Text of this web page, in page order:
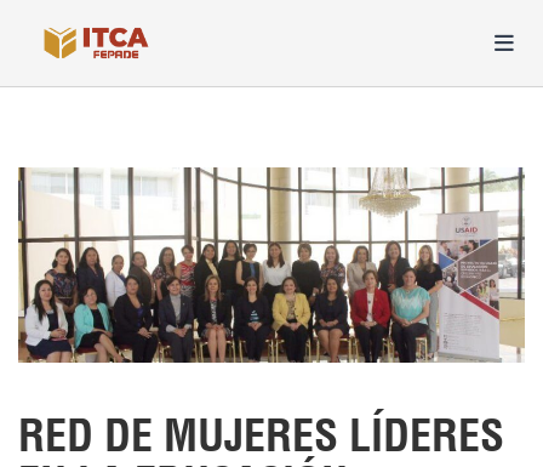
RED DE MUJERES LÍDERES